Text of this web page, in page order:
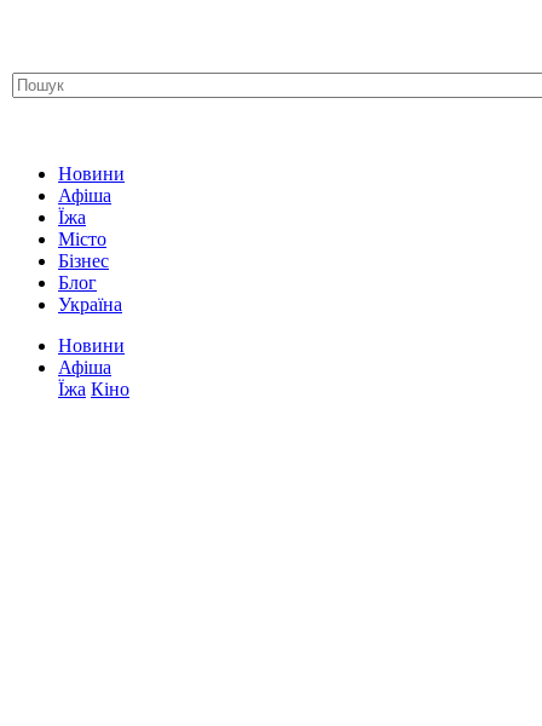
Новини
Афіша
Їжа
Місто
Бізнес
Блог
Україна
Новини
Афіша
Їжа Кіно